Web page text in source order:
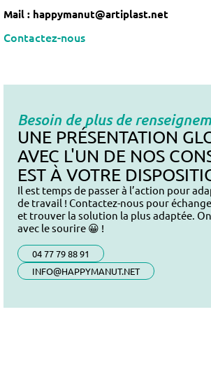
Mail : happymanut@artiplast.net
Contactez-nous
Besoin de plus de
UNE PRÉSENTATION
AVEC L'UN DE NOS
EST À VOTRE
Il est temps de passer à l’action pour
de travail ! Contactez-nous pour
et trouver la solution la plus adaptée.
avec le sourire 😀 !
04 77 79 88 91
INFO@HAPPYMANUT.NET